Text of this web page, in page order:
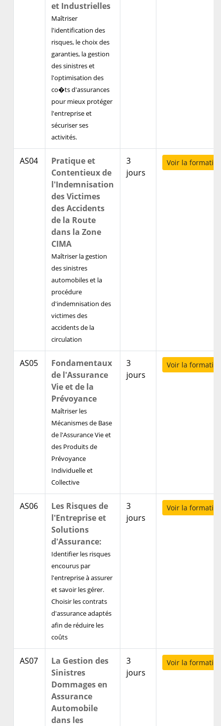
et Industrielles
Maîtriser
l'identification des
risques, le choix des
garanties, la gestion
des sinistres et
l'optimisation des
co�ts d'assurances
pour mieux protéger
l'entreprise et
sécuriser ses
activités.
AS04
Pratique et
Contentieux de
l'Indemnisation
des Victimes
des Accidents
de la Route
dans la Zone
CIMA
Maîtriser la gestion
des sinistres
automobiles et la
procédure
d'indemnisation des
victimes des
accidents de la
circulation
3
jours
Voir la
AS05
Fondamentaux
de l'Assurance
Vie et de la
Prévoyance
Maîtriser les
Mécanismes de Base
de l'Assurance Vie et
des Produits de
Prévoyance
Individuelle et
Collective
3
jours
Voir la
AS06
Les Risques de
l'Entreprise et
Solutions
d'Assurance:
Identifier les risques
encourus par
l'entreprise à assurer
et savoir les gérer.
Choisir les contrats
d'assurance adaptés
afin de réduire les
coûts
3
jours
Voir la
AS07
La Gestion des
Sinistres
Dommages en
Assurance
Automobile
dans les
3
jours
Voir la